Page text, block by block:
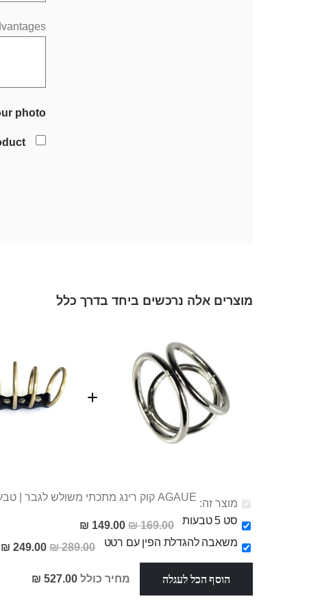
photo
מוצרים אלה נרכשים ביחד בדרך כלל
מוצר זה:
AGAUE קוק רינג מתכתי משולש לגבר | טבעת הידוק סופר טויס
סט 5 טבעות
169.00 ₪
מחיר
מבצע
149.00 ₪
משאבה להגדלת הפין עם רטט
289.00 ₪
מחיר
249.00 ₪
הוסף הכל לעגלה מחיר כולל 527.00 ₪